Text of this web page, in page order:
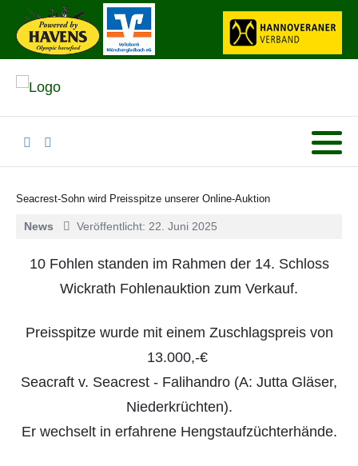
Seacrest-Sohn wird Preisspitze unserer Online-Auktion
News Veröffentlicht: 22. Juni 2025
10 Fohlen standen im Rahmen der 14. Schloss
Wickrath Fohlenauktion zum Verkauf.
Preisspitze wurde mit einem Zuschlagspreis von
13.000,-€
Seacraft v. Seacrest - Falihandro (A: Jutta Gläser,
Niederkrüchten).
Er wechselt in erfahrene Hengstaufzüchterhände.